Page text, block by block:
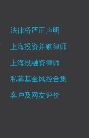
法律桥严正声明
上海投资并购律师
上海投融资律师
私募基金风控合集
客户及网友评价